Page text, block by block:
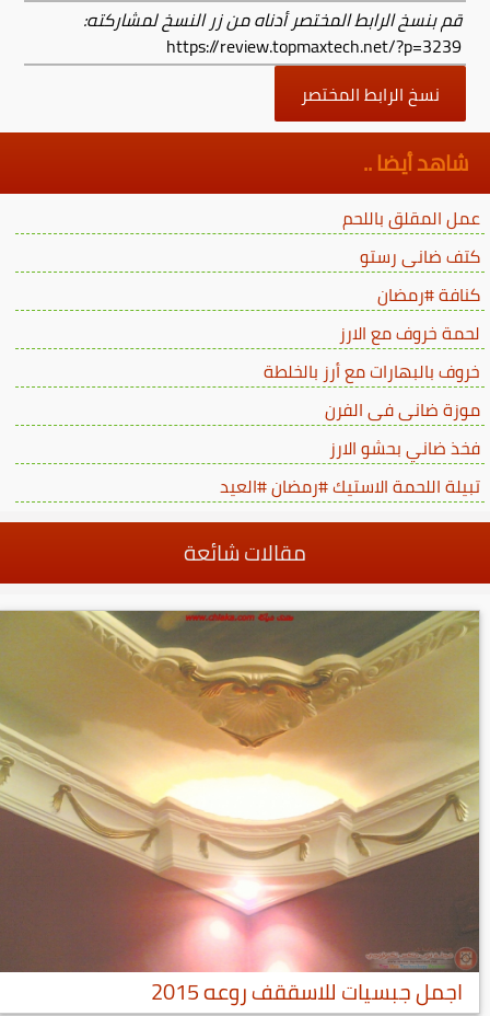
قم بنسخ الرابط المختصر أدناه من زر النسخ لمشاركته:
https://review.topmaxtech.net/?p=3239
نسخ الرابط المختصر
شاهد أيضا ..
عمل المقلق باللحم
كتف ضانى رستو
كنافة #رمضان
لحمة خروف مع الارز
خروف بالبهارات مع أرز بالخلطة
موزة ضانى فى الفرن
فخذ ضاني بحشو الارز
تبيلة اللحمة الاستيك #رمضان #العيد
مقالات شائعة
اجمل جبسيات للاسققف روعه 2015